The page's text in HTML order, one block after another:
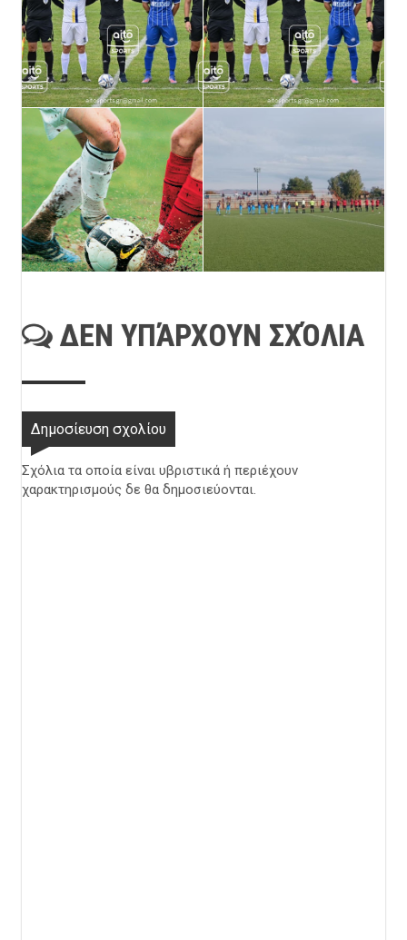
ΔΕΝ ΥΠΆΡΧΟΥΝ ΣΧΌΛΙΑ
Δημοσίευση σχολίου
Σχόλια τα οποία είναι υβριστικά ή περιέχουν
χαρακτηρισμούς δε θα δημοσιεύονται.